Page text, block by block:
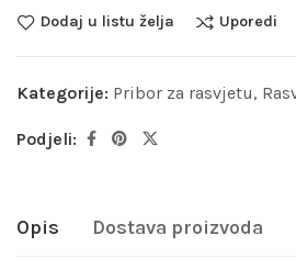
Dodaj u listu želja Uporedi
Kategorije: Pribor za rasvjetu,
Podjeli:
Opis Dostava proizvoda